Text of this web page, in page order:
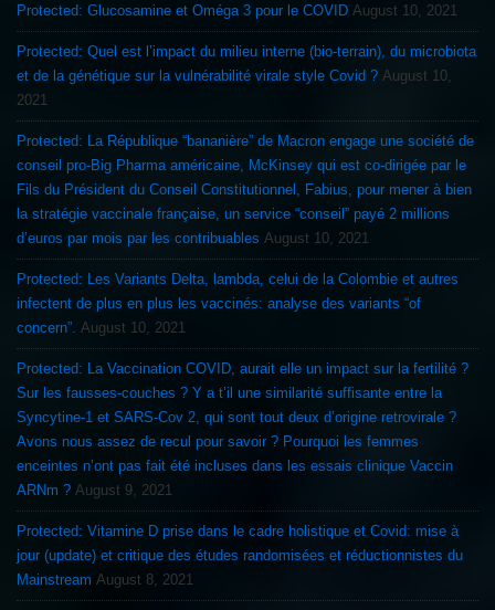
Protected: Glucosamine et Oméga 3 pour le COVID August 10, 2021
Protected: Quel est l’impact du milieu interne (bio-terrain), du microbiota
et de la génétique sur la vulnérabilité virale style Covid ? August 10,
2021
Protected: La République “bananière” de Macron engage une société de
conseil pro-Big Pharma américaine, McKinsey qui est co-dirigée par le
Fils du Président du Conseil Constitutionnel, Fabius, pour mener à bien
la stratégie vaccinale française, un service “conseil” payé 2 millions
d’euros par mois par les contribuables August 10, 2021
Protected: Les Variants Delta, lambda, celui de la Colombie et autres
infectent de plus en plus les vaccinés: analyse des variants “of
concern”. August 10, 2021
Protected: La Vaccination COVID, aurait elle un impact sur la fertilité ?
Sur les fausses-couches ? Y a t’il une similarité suffisante entre la
Syncytine-1 et SARS-Cov 2, qui sont tout deux d’origine retrovirale ?
Avons nous assez de recul pour savoir ? Pourquoi les femmes
enceintes n’ont pas fait été incluses dans les essais clinique Vaccin
ARNm ? August 9, 2021
Protected: Vitamine D prise dans le cadre holistique et Covid: mise à
jour (update) et critique des études randomisées et réductionnistes du
Mainstream August 8, 2021